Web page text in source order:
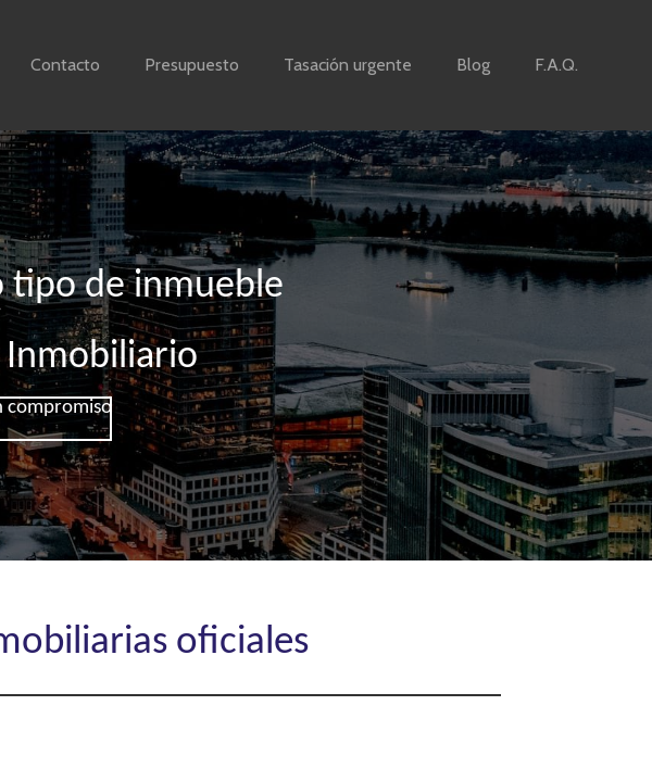
Contacto Presupuesto Tasación urgente Blog F.A.Q.
tipo de inmueble
Inmobiliario
compromiso
oficiales